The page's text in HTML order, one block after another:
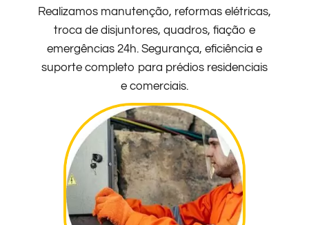
Realizamos manutenção, reformas elétricas,
troca de disjuntores, quadros, fiação e
emergências 24h. Segurança, eficiência e
suporte completo para prédios residenciais
e comerciais.